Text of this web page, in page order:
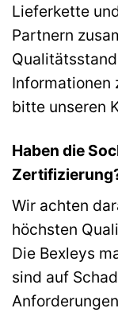
Lieferkette
Partnern
Informationen
bitte unseren
Haben die
Wir achten
höchsten
Die Bexleys
sind auf